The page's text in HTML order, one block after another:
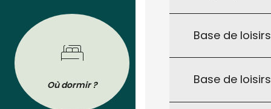
Base de
Base de
Où dormir ? Où manger ?